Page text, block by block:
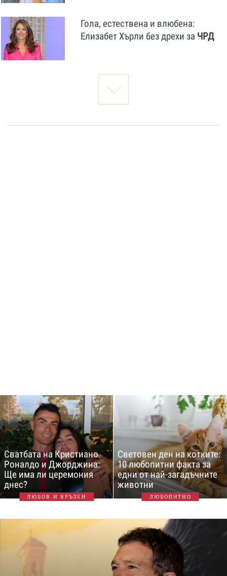
Гола, естествена и влюбена:
Елизабет Хърли без дрехи за ЧРД
Сватбата на Кристиано
Роналдо и Джорджина:
Ще има ли церемония
днес?
ЛЮБОВ И ВРЪЗКИ
Световен ден на котките:
10 любопитни факта за
едни от най-загадъчните
животни
ЛЮБОПИТНО